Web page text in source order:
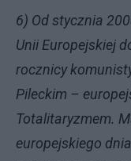
6) Od stycznia
Unii Europejskiej
rocznicy
Pileckim –
Totalitaryzmem.
europejskiego